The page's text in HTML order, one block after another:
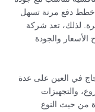
خطط دفع مرنة تسهل
لذلك، تعد شركة
والجودة
في العين على عدة
والتجهيزات
من حيث النوع